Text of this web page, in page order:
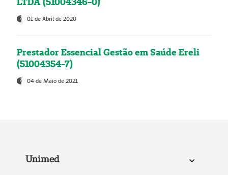
01 de Abril de 2020
Prestador Essencial Gestão em Saúde Ereli
(51004354-7)
04 de Maio de 2021
Unimed